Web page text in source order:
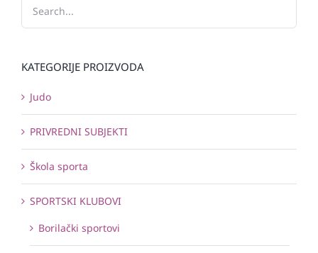
KATEGORIJE PROIZVODA
Judo
PRIVREDNI SUBJEKTI
Škola sporta
SPORTSKI KLUBOVI
Borilački sportovi